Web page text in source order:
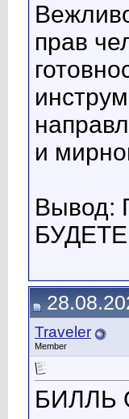
прав
и
Traveler
Member
БИЛЛЬ